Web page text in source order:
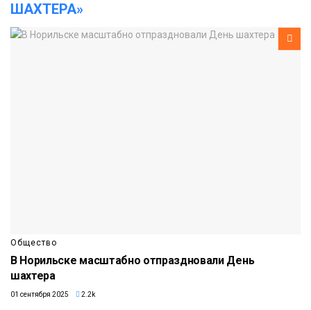
ШАХТЕРА»
Общество
В Норильске масштабно отпраздновали День
шахтера
01 сентября 2025 2.2k